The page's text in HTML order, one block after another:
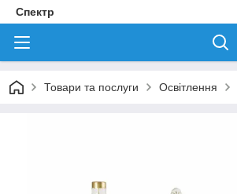
Спектр
Товари та послуги Освітлення